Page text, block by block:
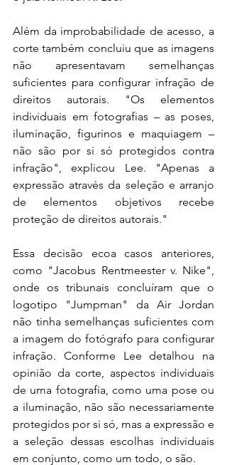
Além da improbabilidade de acesso, a
corte também concluiu que as imagens
não apresentavam semelhanças
suficientes para configurar infração de
direitos autorais. "Os elementos
individuais em fotografias – as poses,
iluminação, figurinos e maquiagem –
não são por si só protegidos contra
infração", explicou Lee. "Apenas a
expressão através da seleção e arranjo
de elementos objetivos recebe
proteção de direitos autorais."
Essa decisão ecoa casos anteriores,
como "Jacobus Rentmeester v. Nike",
onde os tribunais concluíram que o
logotipo "Jumpman" da Air Jordan
não tinha semelhanças suficientes com
a imagem do fotógrafo para configurar
infração. Conforme Lee detalhou na
opinião da corte, aspectos individuais
de uma fotografia, como uma pose ou
a iluminação, não são necessariamente
protegidos por si só, mas a expressão e
a seleção dessas escolhas individuais
em conjunto, como um todo, o são.